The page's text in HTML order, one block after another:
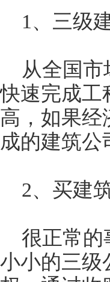
1、三级
从全国市
快速完成工
高，如果经
成的建筑公
2、买建
很正常的
小小的三级